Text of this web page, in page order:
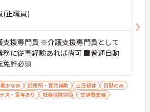
(正職員)
援専門員 ※介護支援専門員として
務に従事経験あれば尚可 ■普通自動
免許必須
少なめ 託児所・育児補助 土日祝休
日勤のみ
ス・賞与あり 社会保険完備
交通費支給